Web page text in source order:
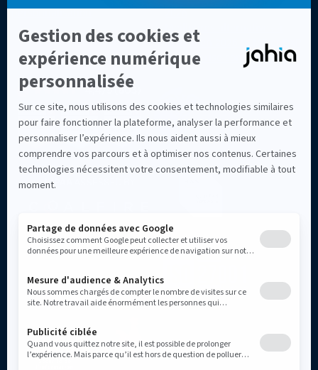
personnalisation
2026
Meilleures alternatives à
Drupal en 2026 : CMS et DXP
d'entreprise comparés